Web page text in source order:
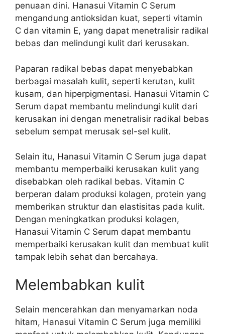
penuaan dini. Hanasui Vitamin C Serum
mengandung antioksidan kuat, seperti vitamin
C dan vitamin E, yang dapat menetralisir radikal
bebas dan melindungi kulit dari kerusakan.
Paparan radikal bebas dapat menyebabkan
berbagai masalah kulit, seperti kerutan, kulit
kusam, dan hiperpigmentasi. Hanasui Vitamin C
Serum dapat membantu melindungi kulit dari
kerusakan ini dengan menetralisir radikal bebas
sebelum sempat merusak sel-sel kulit.
Selain itu, Hanasui Vitamin C Serum juga dapat
membantu memperbaiki kerusakan kulit yang
disebabkan oleh radikal bebas. Vitamin C
berperan dalam produksi kolagen, protein yang
memberikan struktur dan elastisitas pada kulit.
Dengan meningkatkan produksi kolagen,
Hanasui Vitamin C Serum dapat membantu
memperbaiki kerusakan kulit dan membuat kulit
tampak lebih sehat dan bercahaya.
Melembabkan kulit
Selain mencerahkan dan menyamarkan noda
hitam, Hanasui Vitamin C Serum juga memiliki